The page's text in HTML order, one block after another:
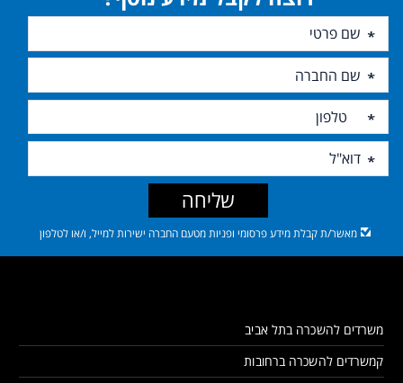
מאשר/ת קבלת מידע פרסומי ופניות מטעם החברה ישירות למייל, ו/או לטלפון
שליחה
משרדים להשכרה בתל אביב
קמשרדים להשכרה ברחובות